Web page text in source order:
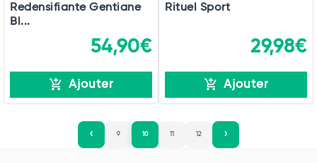
Redensifiante Gentiane
Bl...
54,90€
Ajouter
Rituel Sport
29,98€
Ajouter
9 10 11 12